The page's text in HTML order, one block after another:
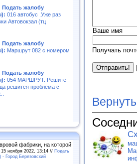
Подать жалобу
016 автобус .Уже раз
Автовокзал (тц
Подать жалобу
Маршрут 082 с номером
Подать жалобу
054 МАРШРУТ. Решите
решится проблема с
фабрики, на которой
ноября 2022, 13:14 // Подать
Город Березовский
Ваше имя
Получать